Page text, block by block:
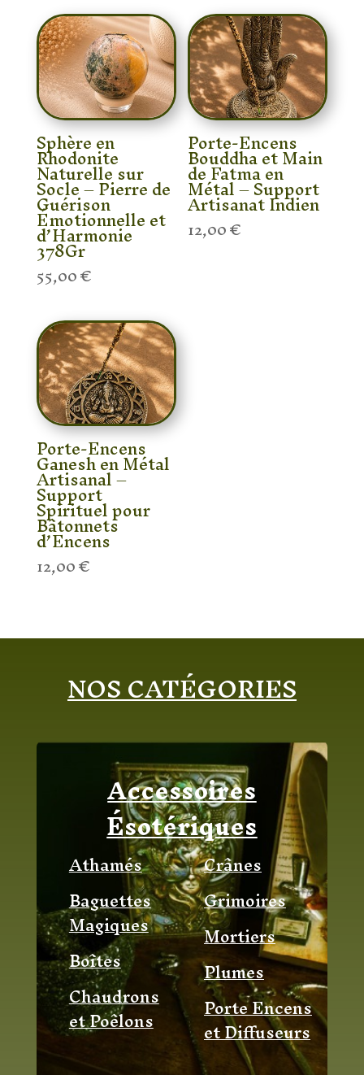
Sphère en
Rhodonite
Naturelle sur
Socle – Pierre de
Guérison
Émotionnelle et
d’Harmonie
378Gr
55,00€
Porte-Encens
Bouddha et Main
de Fatma en
Métal – Support
Artisanat Indien
12,00€
Porte-Encens
Ganesh en Métal
Artisanal –
Support
Spirituel pour
Bâtonnets
d’Encens
12,00€
NOS CATÉGORIES
Accessoires
Ésotériques
Athamés
Baguettes
Magiques
Boîtes
Chaudrons
et Poêlons
Crânes
Grimoires
Mortiers
Plumes
Porte Encens
etDiffuseurs